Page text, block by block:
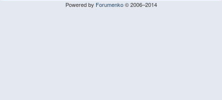
Powered by Forumenko© 2006–2014